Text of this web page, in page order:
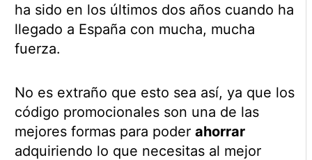
ha sido en los últimos dos años cuando ha
llegado a España con mucha, mucha
fuerza.
No es extraño que esto sea así, ya que los
código promocionales son una de las
mejores formas para poder ahorrar
adquiriendo lo que necesitas al mejor